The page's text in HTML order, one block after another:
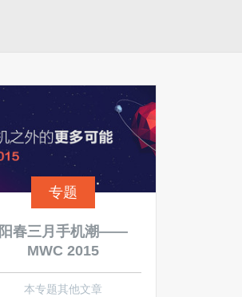
专题
阳春三月手机潮——
MWC 2015
本专题其他文章